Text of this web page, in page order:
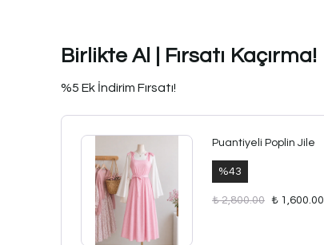
Birlikte Al | Fırsatı Kaçırma!
%5 Ek İndirim Fırsatı!
Puantiyeli Poplin Jile
%43
₺ 2,800.00 ₺ 1,600.00